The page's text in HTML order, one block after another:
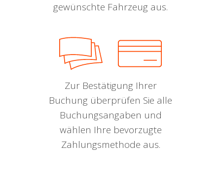
gewünschte Fahrzeug aus.
Zur Bestätigung Ihrer
Buchung überprüfen Sie alle
Buchungsangaben und
wählen Ihre bevorzugte
Zahlungsmethode aus.